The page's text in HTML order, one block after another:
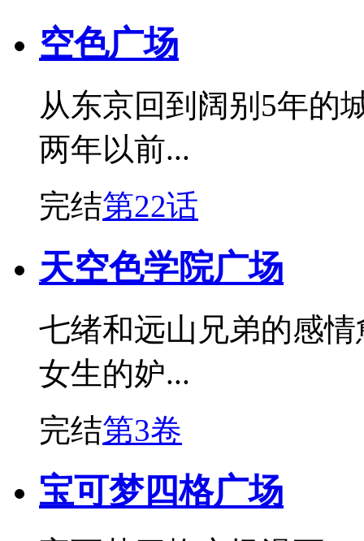
空色广场
从东京回到阔别5年的
两年以前...
完结第22话
天空色学院广场
七绪和远山兄弟的感
女生的妒...
完结第3卷
宝可梦四格广场